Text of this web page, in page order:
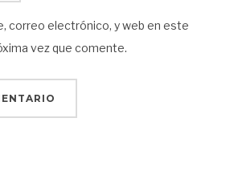
correo electrónico, y web en este
vez que comente.